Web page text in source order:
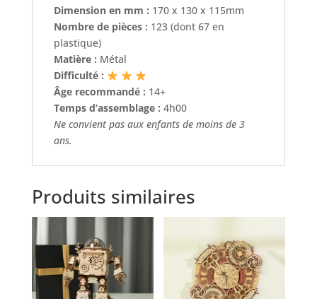
Dimension en mm : 170 x 130 x 115mm
Nombre de pièces : 123 (dont 67 en
plastique)
Matière : Métal
Difficulté :
Âge recommandé : 14+
Temps d’assemblage : 4h00
Ne convient pas aux enfants de moins de 3
ans.
Produits similaires